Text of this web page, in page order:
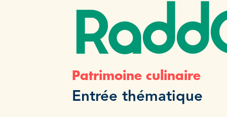
Patrimoine culinaire
Entrée thématique